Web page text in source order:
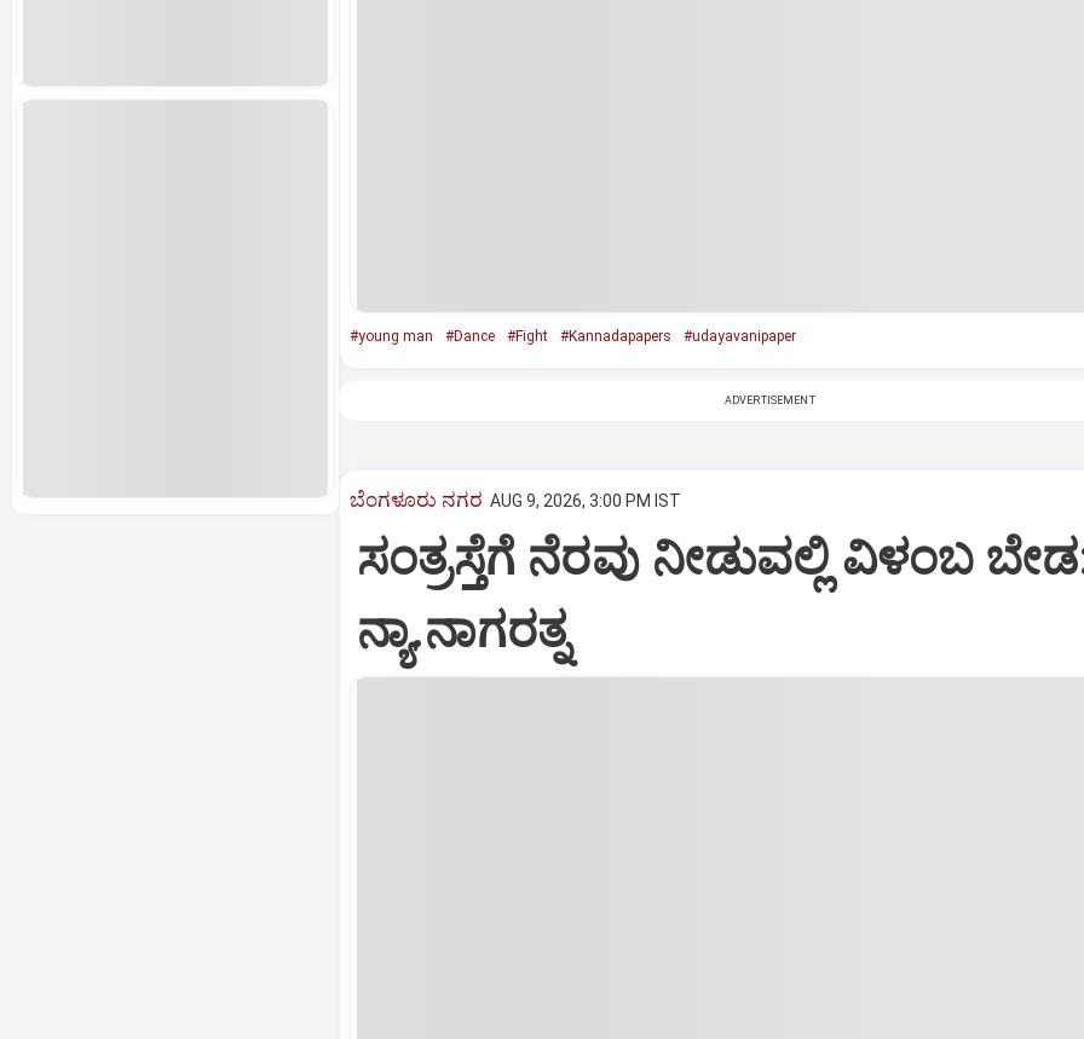
#young man #Dance #Fight #Kannadapapers #udayavanipaper
ADVERTISEMENT
ಬೆಂಗಳೂರು ನಗರ AUG 9, 2026, 3:00 PM IST
ಸಂತ್ರಸ್ತೆಗೆ ನೆರವು ನೀಡುವಲ್ಲಿ ವಿಳಂಬ
ನ್ಯಾ.ನಾಗರತ್ನ